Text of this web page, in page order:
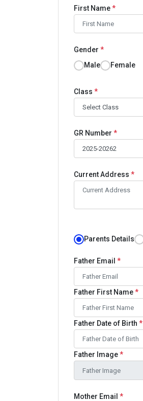
First Name*
Gender *
Male
Female
Class *
GR Number *
Current Address *
Parents Details
Father Email *
Father First Name*
Father Date of Birth *
Father Image*
Mother Email *